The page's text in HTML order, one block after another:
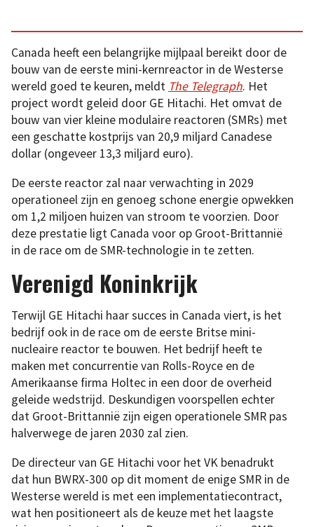
Canada heeft een belangrijke mijlpaal bereikt door de
bouw van de eerste mini-kernreactor in de Westerse
wereld goed te keuren, meldt The Telegraph. Het
project wordt geleid door GE Hitachi. Het omvat de
bouw van vier kleine modulaire reactoren (SMRs) met
een geschatte kostprijs van 20,9 miljard Canadese
dollar (ongeveer 13,3 miljard euro).
De eerste reactor zal naar verwachting in 2029
operationeel zijn en genoeg schone energie opwekken
om 1,2 miljoen huizen van stroom te voorzien. Door
deze prestatie ligt Canada voor op Groot-Brittannië
in de race om de SMR-technologie in te zetten.
Verenigd Koninkrijk
Terwijl GE Hitachi haar succes in Canada viert, is het
bedrijf ook in de race om de eerste Britse mini-
nucleaire reactor te bouwen. Het bedrijf heeft te
maken met concurrentie van Rolls-Royce en de
Amerikaanse firma Holtec in een door de overheid
geleide wedstrijd. Deskundigen voorspellen echter
dat Groot-Brittannië zijn eigen operationele SMR pas
halverwege de jaren 2030 zal zien.
De directeur van GE Hitachi voor het VK benadrukt
dat hun BWRX-300 op dit moment de enige SMR in de
Westerse wereld is met een implementatiecontract,
wat hen positioneert als de keuze met het laagste